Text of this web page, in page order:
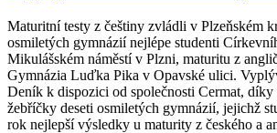
Maturitní testy z češtiny zvládli v Plzeňském
osmiletých gymnázií nejlépe studenti
Mikulášském náměstí v Plzni, maturitu z
Gymnázia Luďka Pika v Opavské ulici.
Deník k dispozici od společnosti Cermat, díky
žebříčky deseti osmiletých gymnázií, jejichž
rok nejlepší výsledky u maturity z českého a